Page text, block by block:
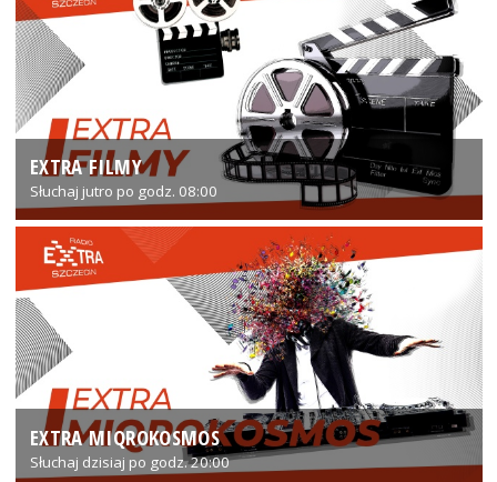
EXTRA FILMY
Słuchaj jutro po godz. 08:00
EXTRA MIQROKOSMOS
Słuchaj dzisiaj po godz. 20:00